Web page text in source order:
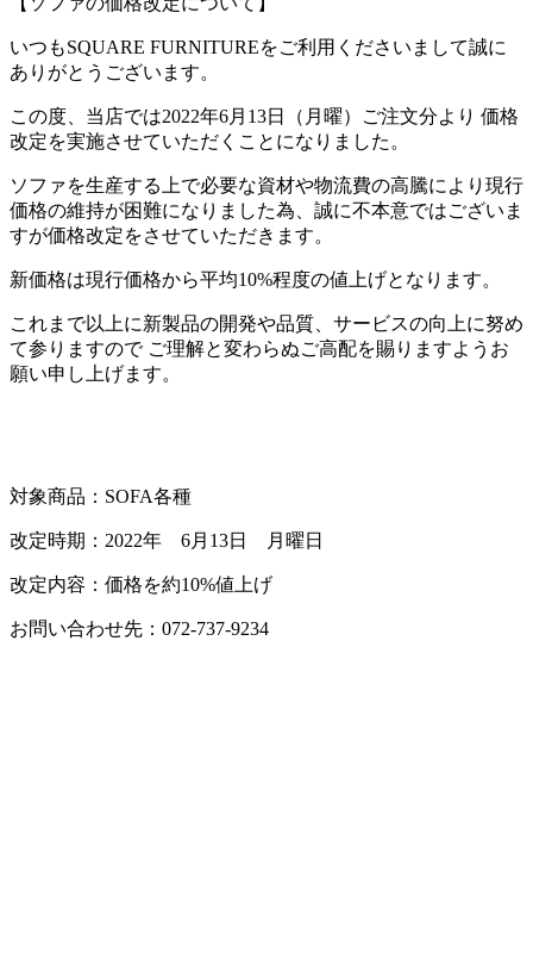
いつもSQUARE FURNITUREをご利用くださいまして誠に
ありがとうございます。
この度、当店では2022年6月13日（月曜）ご注文分より 価格
改定を実施させていただくことになりました。
ソファを生産する上で必要な資材や物流費の高騰により現行
価格の維持が困難になりました為、誠に不本意ではございま
すが価格改定をさせていただきます。
新価格は現行価格から平均10%程度の値上げとなります。
これまで以上に新製品の開発や品質、サービスの向上に努め
て参りますので ご理解と変わらぬご高配を賜りますようお
願い申し上げます。
対象商品：SOFA各種
改定時期：2022年 6月13日 月曜日
改定内容：価格を約10%値上げ
お問い合わせ先：072-737-9234